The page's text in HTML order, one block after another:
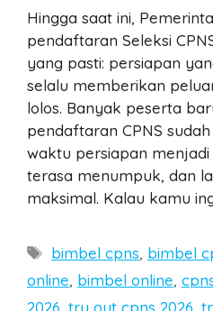
Hingga saat ini,
pendaftaran Seleksi
yang pasti: persiapan
selalu memberikan
lolos. Banyak peserta
pendaftaran CPNS
waktu persiapan
terasa menumpuk, dan
maksimal. Kalau kamu
Tags
bimbel cpns, bimbel
online, bimbel online,
2026, try out cpns 2026,